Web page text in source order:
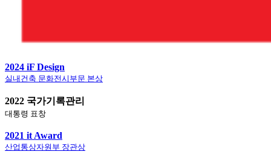
2024 iF Design
실내건축 문화전시부문 본상
2022 국가기록관리
대통령 표창
2021 it Award
산업통상자원부 장관상